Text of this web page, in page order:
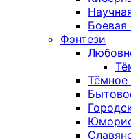
Боевая
Фэнтези
Тёмное